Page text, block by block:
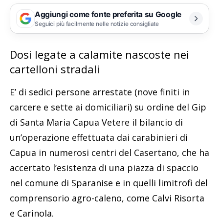
Aggiungi come fonte preferita su Google
Seguici più facilmente nelle notizie consigliate
Dosi legate a calamite nascoste nei
cartelloni stradali
E’ di sedici persone arrestate (nove finiti in
carcere e sette ai domiciliari) su ordine del Gip
di Santa Maria Capua Vetere il bilancio di
un’operazione effettuata dai carabinieri di
Capua in numerosi centri del Casertano, che ha
accertato l’esistenza di una piazza di spaccio
nel comune di Sparanise e in quelli limitrofi del
comprensorio agro-caleno, come Calvi Risorta
e Carinola.